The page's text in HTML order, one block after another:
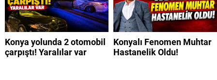
Konya yolunda 2 otomobil
çarpıştı! Yaralılar var
Konyalı Fenomen Muhtar
Hastanelik Oldu!